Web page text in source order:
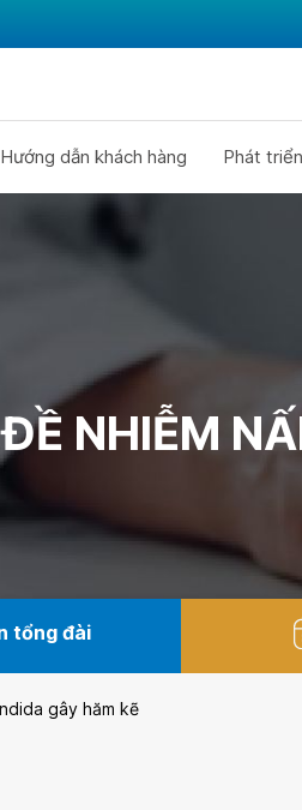
Hướng dẫn khách hàng Phát
NHIỄM
tổng đài
gây hăm kẽ